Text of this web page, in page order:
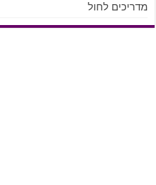
מדריכים לחול